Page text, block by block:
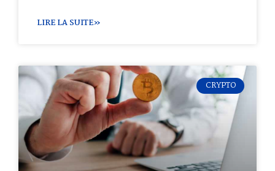
LIRE LA SUITE»
CRYPTO